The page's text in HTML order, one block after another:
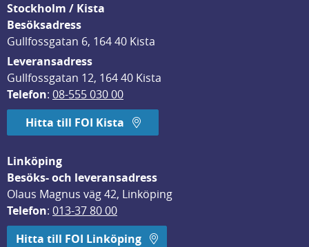
Stockholm / Kista
Besöksadress
Gullfossgatan 6, 164 40 Kista
Leveransadress
Gullfossgatan 12, 164 40 Kista
Telefon: 08-555 030 00
Hitta till FOI Kista
Linköping
Besöks- och leveransadress
Olaus Magnus väg 42, Linköping
Telefon: 013-37 80 00
Hitta till FOI Linköping